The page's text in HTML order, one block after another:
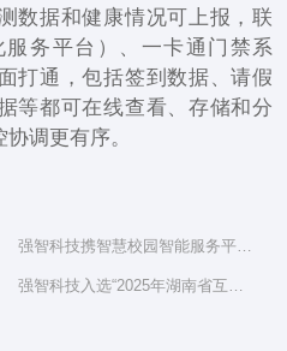
数据和健康情况可上报，联
务平台）、一卡通门禁系
打通，包括签到数据、请假
等都可在线查看、存储和分
调更有序。
强智科技入选“2025年湖南省互联网综合实力前三十家企业”